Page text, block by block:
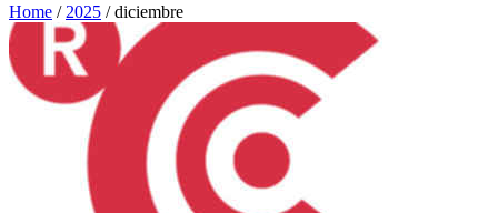
Home / 2025 /diciembre